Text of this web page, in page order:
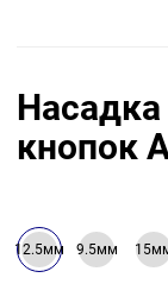
Насадка
кнопок
12.5мм 9.5мм